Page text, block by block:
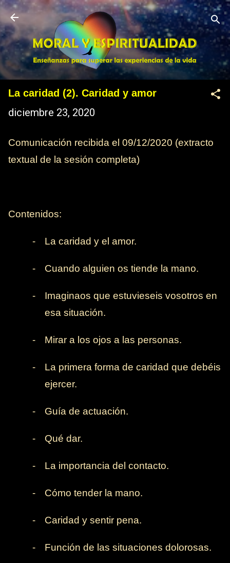
Ir al contenido principal
La caridad (2). Caridad y amor
diciembre 23, 2020
Comunicación recibida el 09/12/2020 (extracto
textual de la sesión completa)
Contenidos:
- La caridad y el amor.
- Cuando alguien os tiende la mano.
-
Imaginaos que estuvieseis vosotros en
esa situación.
- Mirar a los ojos a las personas.
-
La primera forma de caridad que debéis
ejercer.
- Guía de actuación.
- Qué dar.
- La importancia del contacto.
- Cómo tender la mano.
- Caridad y sentir pena.
- Función de las situaciones dolorosas.